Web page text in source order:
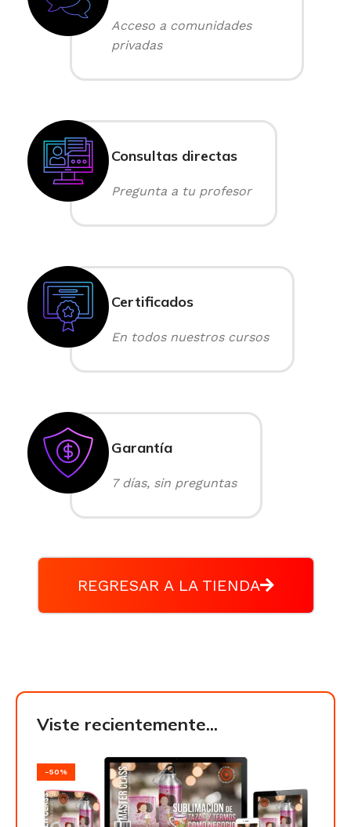
Acceso a comunidades
privadas
Consultas directas
Pregunta a tu profesor
Certificados
En todos nuestros cursos
Garantía
7 días, sin preguntas
REGRESAR A LA TIENDA
Viste recientemente...
-50%